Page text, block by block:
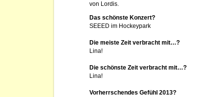
von Lordis.
Das schönste Konzert?
SEEED im Hockeypark
Die meiste Zeit verbracht mit…?
Lina!
Die schönste Zeit verbracht mit…?
Lina!
Vorherrschendes Gefühl 2013?